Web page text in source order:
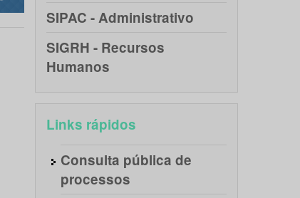
SIPAC - Administrativo
SIGRH - Recursos
Humanos
Links rápidos
Consulta pública de
processos